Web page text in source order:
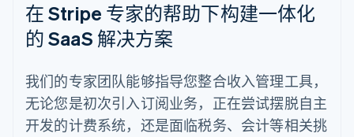
在 Stripe 专家的帮助下构建一体化
的 SaaS 解决方案
我们的专家团队能够指导您整合收入管理工具，
无论您是初次引入订阅业务，正在尝试摆脱自主
开发的计费系统，还是面临税务、会计等相关挑
PortuguêsEnglish
保加利亚
English
NederlandsFrançais DeutschEnglish
波兰
English
丹麦